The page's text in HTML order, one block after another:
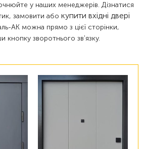
у наших менеджерів. Дізнатися
замовити або купити вхідні двері
АК можна прямо з цієї сторінки,
кнопку зворотнього зв'язку.